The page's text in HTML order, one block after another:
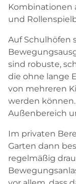
Kombinationen
und
Auf Schulhöfen
sind robuste,
die ohne lange
von mehreren
werden
Außenbereich
Im privaten
Garten dann
regelmäßig